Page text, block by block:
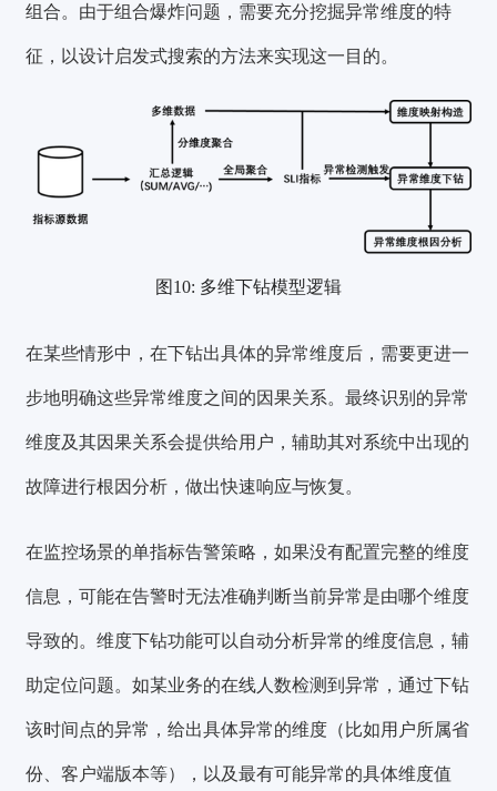
组合。 由于组合爆炸问题，需要充分挖掘异常维度的特
征，以设计启发式搜索的方法来实现这一目的。
图10: 多维下钻模型逻辑
在某些情形中，在下钻出具体的异常维度后，需要更进一
步地明确这些异常维度之间的因果关系。最终识别的异常
维度及其因果关系会提供给用户，辅助其对系统中出现的
故障进行根因分析，做出快速响应与恢复。
在监控场景的单指标告警策略，如果没有配置完整的维度
信息，可能在告警时无法准确判断当前异常是由哪个维度
导致的。维度下钻功能可以自动分析异常的维度信息，辅
助定位问题。如某业务的在线人数检测到异常，通过下钻
该时间点的异常，给出具体异常的维度（比如用户所属省
份、客户端版本等），以及最有可能异常的具体维度值